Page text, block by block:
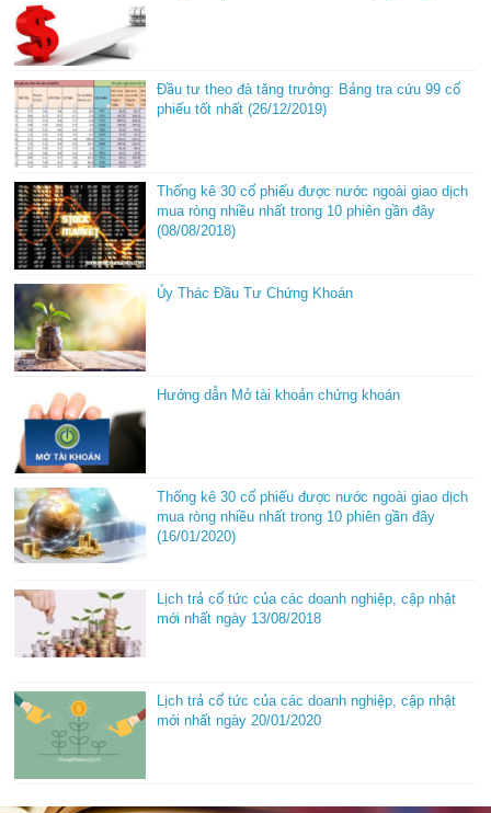
Đầu tư theo đà tăng trưởng: Bảng tra cứu 99 cổ
phiếu tốt nhất (26/12/2019)
Thống kê 30 cổ phiếu được nước ngoài giao dịch
mua ròng nhiều nhất trong 10 phiên gần đây
(08/08/2018)
Ủy Thác Đầu Tư Chứng Khoán
Hướng dẫn Mở tài khoản chứng khoán
Thống kê 30 cổ phiếu được nước ngoài giao dịch
mua ròng nhiều nhất trong 10 phiên gần đây
(16/01/2020)
Lịch trả cổ tức của các doanh nghiệp, cập nhật
mới nhất ngày 13/08/2018
Lịch trả cổ tức của các doanh nghiệp, cập nhật
mới nhất ngày 20/01/2020